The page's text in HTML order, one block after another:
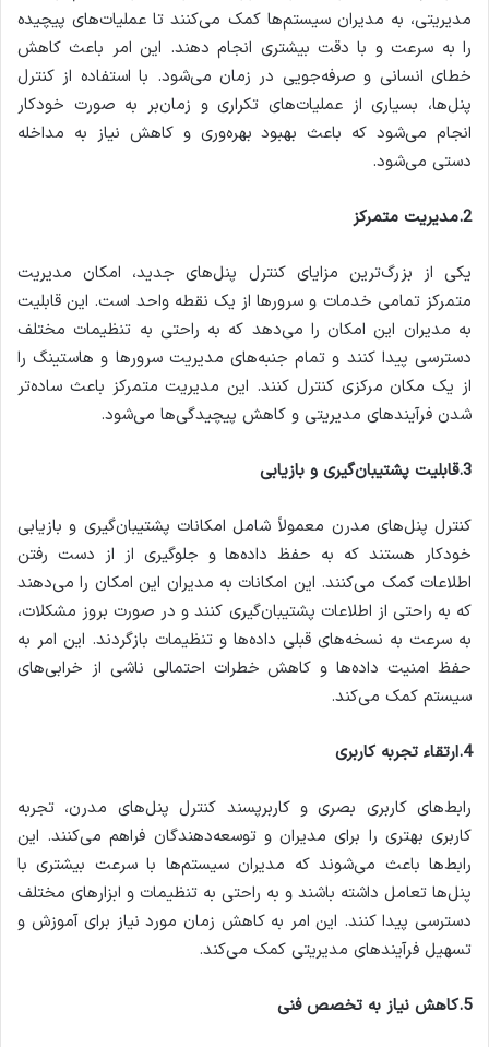
مدیریتی، به مدیران سیستم‌ها کمک می‌کنند تا عملیات‌های پیچیده
را به سرعت و با دقت بیشتری انجام دهند. این امر باعث کاهش
خطای انسانی و صرفه‌جویی در زمان می‌شود. با استفاده از کنترل
پنل‌ها، بسیاری از عملیات‌های تکراری و زمان‌بر به صورت خودکار
انجام می‌شود که باعث بهبود بهره‌وری و کاهش نیاز به مداخله
دستی می‌شود.
2.مدیریت متمرکز
یکی از بزرگ‌ترین مزایای کنترل پنل‌های جدید، امکان مدیریت
متمرکز تمامی خدمات و سرورها از یک نقطه واحد است. این قابلیت
به مدیران این امکان را می‌دهد که به راحتی به تنظیمات مختلف
دسترسی پیدا کنند و تمام جنبه‌های مدیریت سرورها و هاستینگ را
از یک مکان مرکزی کنترل کنند. این مدیریت متمرکز باعث ساده‌تر
شدن فرآیندهای مدیریتی و کاهش پیچیدگی‌ها می‌شود.
3.قابلیت پشتیبان‌گیری و بازیابی
کنترل پنل‌های مدرن معمولاً شامل امکانات پشتیبان‌گیری و بازیابی
خودکار هستند که به حفظ داده‌ها و جلوگیری از از دست رفتن
اطلاعات کمک می‌کنند. این امکانات به مدیران این امکان را می‌دهند
که به راحتی از اطلاعات پشتیبان‌گیری کنند و در صورت بروز مشکلات،
به سرعت به نسخه‌های قبلی داده‌ها و تنظیمات بازگردند. این امر به
حفظ امنیت داده‌ها و کاهش خطرات احتمالی ناشی از خرابی‌های
سیستم کمک می‌کند.
4.ارتقاء تجربه کاربری
رابط‌های کاربری بصری و کاربرپسند کنترل پنل‌های مدرن، تجربه
کاربری بهتری را برای مدیران و توسعه‌دهندگان فراهم می‌کنند. این
رابط‌ها باعث می‌شوند که مدیران سیستم‌ها با سرعت بیشتری با
پنل‌ها تعامل داشته باشند و به راحتی به تنظیمات و ابزارهای مختلف
دسترسی پیدا کنند. این امر به کاهش زمان مورد نیاز برای آموزش و
تسهیل فرآیندهای مدیریتی کمک می‌کند.
5.کاهش نیاز به تخصص فنی